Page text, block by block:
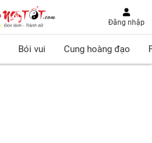
Đăng nhập
Bói vui Cung hoàng đạo